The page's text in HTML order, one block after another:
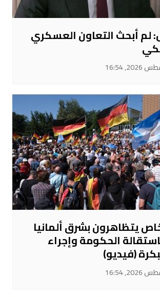
أبحث التعاون العسكري
يتظاهرون بشرق ألمانيا
الحكومة وإجراء
(فيديو)